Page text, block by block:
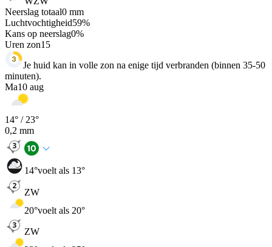
Neerslag totaal0 mm
Luchtvochtigheid59%
Kans op neerslag0%
Uren zon15
Je huid kan in volle zon na enige tijd verbranden (binnen 35-50
minuten).
Ma10 aug
14° / 23°
0,2 mm
14°voelt als 13°
ZW
20°voelt als 20°
ZW